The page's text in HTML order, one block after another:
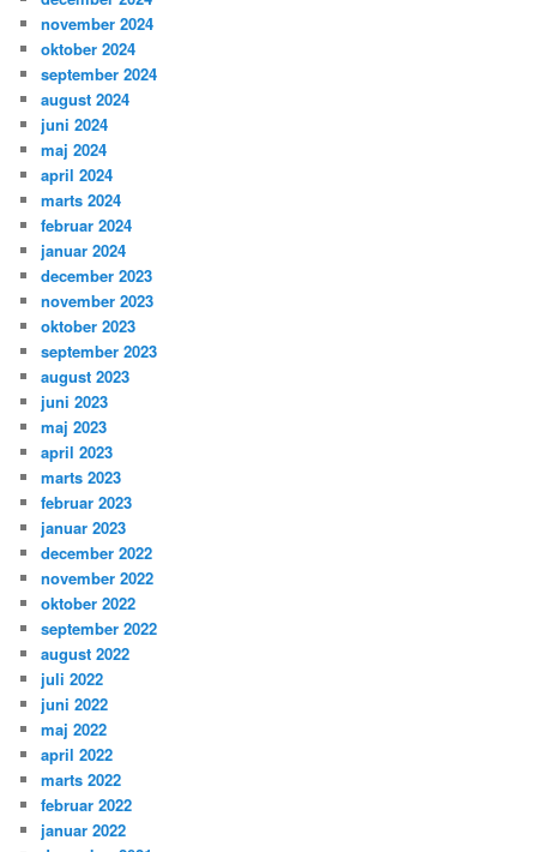
november 2024
oktober 2024
september 2024
august 2024
juni 2024
maj 2024
april 2024
marts 2024
februar 2024
januar 2024
december 2023
november 2023
oktober 2023
september 2023
august 2023
juni 2023
maj 2023
april 2023
marts 2023
februar 2023
januar 2023
december 2022
november 2022
oktober 2022
september 2022
august 2022
juli 2022
juni 2022
maj 2022
april 2022
marts 2022
februar 2022
januar 2022